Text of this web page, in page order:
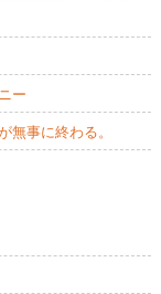
ー
無事に終わる。